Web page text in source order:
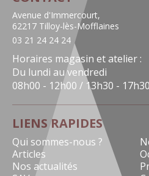
Avenue d'Immercourt,
62217 Tilloy-lès-Mofflaines
03 21 24 24 24
Horaires magasin et atelier :
Du lundi au vendredi
08h00 - 12h00 / 13h30 - 17h30
LIENS RAPIDES
Qui sommes-nous ?
Articles
Nos actualités